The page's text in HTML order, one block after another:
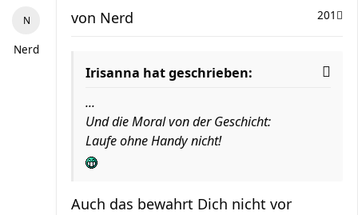
Nerd
201
von Nerd
Irisanna hat geschrieben:
...
Und die Moral von der Geschicht:
Laufe ohne Handy nicht!
Auch das bewahrt Dich nicht vor